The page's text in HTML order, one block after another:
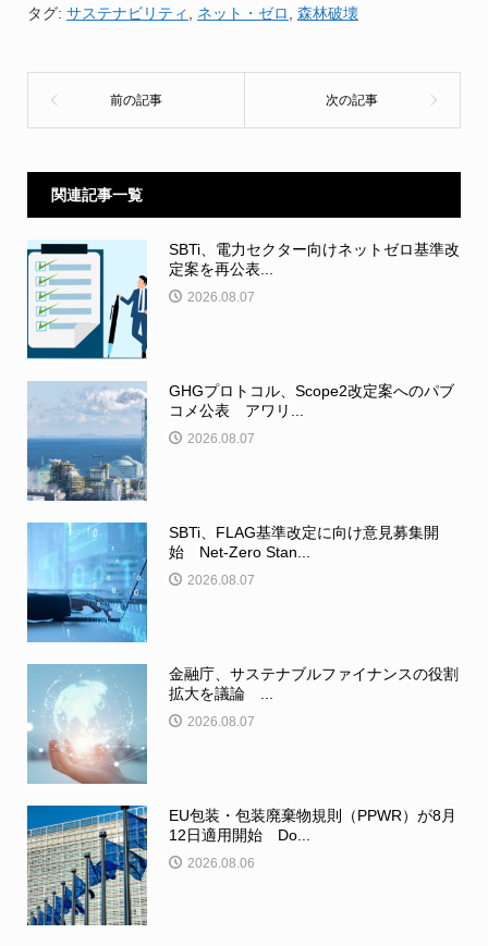
タグ: サステナビリティ ネット・ゼロ 森林破壊
関連記事一覧
SBTi、電力セクター向けネットゼロ基準改
定案を再公表...
2026.08.07
GHGプロトコル、Scope2改定案へのパブ
コメ公表 アワリ...
2026.08.07
SBTi、FLAG基準改定に向け意見募集開
始 Net-Zero Stan...
2026.08.07
金融庁、サステナブルファイナンスの役割
拡大を議論 ...
2026.08.07
EU包装・包装廃棄物規則（PPWR）が8月
12日適用開始 Do...
2026.08.06